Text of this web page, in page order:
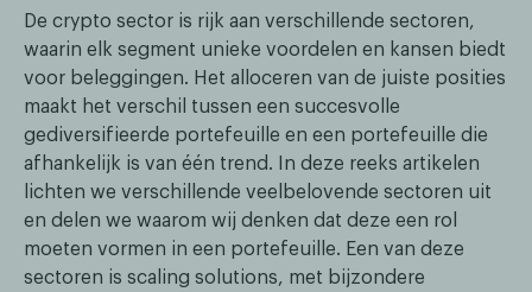
De crypto sector is rijk aan verschillende sectoren,
waarin elk segment unieke voordelen en kansen biedt
voor beleggingen. Het alloceren van de juiste posities
maakt het verschil tussen een succesvolle
gediversifieerde portefeuille en een portefeuille die
afhankelijk is van één trend. In deze reeks artikelen
lichten we verschillende veelbelovende sectoren uit
en delen we waarom wij denken dat deze een rol
moeten vormen in een portefeuille. Een van deze
sectoren is scaling solutions, met bijzondere